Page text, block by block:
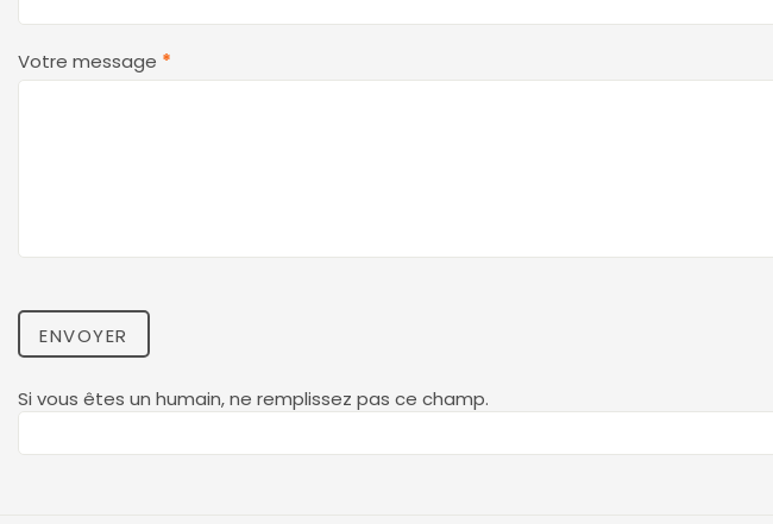
Votre message *
ENVOYER
Si vous êtes un humain, ne remplissez pas ce champ.